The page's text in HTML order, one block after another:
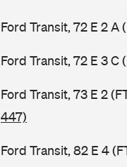
Ford Transit, 72 E 2 A
Ford Transit, 72 E 3 C
Ford Transit, 73 E 2
447)
Ford Transit, 82 E 4